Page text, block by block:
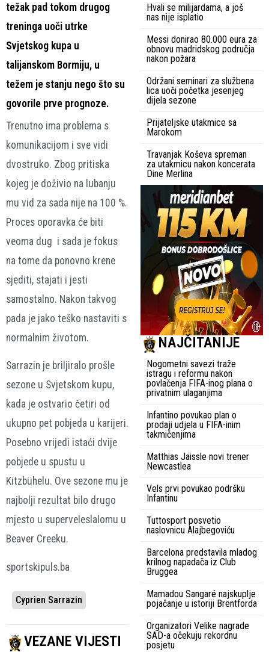
težak pad tokom drugog
treninga uoči utrke
Svjetskog kupa u
talijanskom Bormiju, u
težem je stanju nego što su
govorile prve prognoze.
Trenutno ima problema s
komunikacijom i sve vidi
dvostruko. Zbog pritiska
kojeg je doživio na lubanju
mu vid za sada nije na 100 %.
Proces oporavka će biti
veoma dug i sada je fokus
na tome da ponovno krene
sjediti, stajati i jesti
samostalno. Nakon takvog
pada je jako teško nastaviti s
normalnim životom.
Sarrazin je briljiralo prošle
sezone u Svjetskom kupu,
kada je ostvario četiri od
ukupno pet pobjeda u karijeri.
Posebno vrijedi istaći dvije
pobjede u spustu u
Kitzbühelu. Ove sezone mu je
najbolji rezultat bilo drugo
mjesto u superveleslalomu u
Beaver Creeku.
sportskipuls.ba
Cyprien Sarrazin
VEZANE VIJESTI
Hvali se milijardama, a još
nas nije isplatio
Messi donirao 80.000 eura za
obnovu madridskog područja
nakon požara
Održani seminari za službena
lica uoči početka jesenjeg
dijela sezone
Prijateljske utakmice sa
Marokom
Travanjak Koševa spreman
za utakmicu nakon koncerata
Dine Merlina
NAJČITANIJE
Nogometni savezi traže
istragu i reformu nakon
povlačenja FIFA-inog plana o
privatnim ulaganjima
Infantino povukao plan o
prodaji udjela u FIFA-inim
takmičenjima
Matthias Jaissle novi trener
Newcastlea
Vels prvi povukao podršku
Infantinu
Tuttosport posvetio
naslovnicu Alajbegoviću
Barcelona predstavila mladog
krilnog napadača iz Club
Bruggea
Mamadou Sangaré najskuplje
pojačanje u istoriji Brentforda
Organizatori Velike nagrade
SAD-a očekuju rekordnu
posjetu